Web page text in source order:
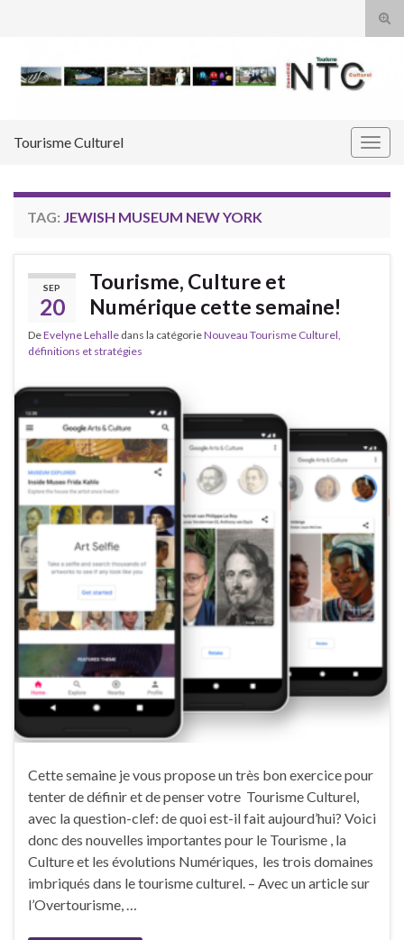
Tourisme Culturel
TAG: JEWISH MUSEUM NEW YORK
SEP
20
Tourisme, Culture et
Numérique cette semaine!
DeEvelyne Lehalle dans la catégorieNouveau Tourisme Culturel,
définitions et stratégies
Cette semaine je vous propose un très bon exercice pour
tenter de définir et de penser votre Tourisme Culturel,
avec la question-clef: de quoi est-il fait aujourd’hui? Voici
donc des nouvelles importantes pour le Tourisme , la
Culture et les évolutions Numériques, les trois domaines
imbriqués dans le tourisme culturel. – Avec un article sur
l’Overtourisme, …